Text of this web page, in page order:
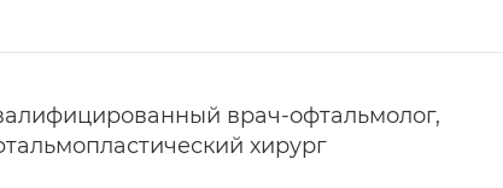
врач-офтальмолог,
хирург